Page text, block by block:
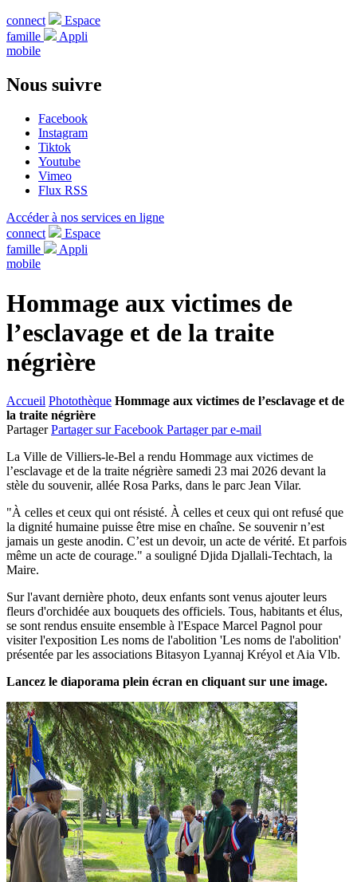
connect
Espace
famille
Appli
mobile
Nous suivre
Facebook
Instagram
Tiktok
Youtube
Vimeo
Flux RSS
Accéder à nos services en ligne
connect
Espace
famille
Appli
mobile
Hommage aux victimes de
l’esclavage et de la traite
négrière
Accueil Photothèque Hommage aux victimes de l’esclavage et de
la traite négrière
Partager Partager sur Facebook Partager par e-mail
La Ville de Villiers-le-Bel a rendu Hommage aux victimes de
l’esclavage et de la traite négrière samedi 23 mai 2026 devant la
stèle du souvenir, allée Rosa Parks, dans le parc Jean Vilar.
"À celles et ceux qui ont résisté. À celles et ceux qui ont refusé que
la dignité humaine puisse être mise en chaîne. Se souvenir n’est
jamais un geste anodin. C’est un devoir, un acte de vérité. Et parfois
même un acte de courage." a souligné Djida Djallali-Techtach, la
Maire.
Sur l'avant dernière photo, deux enfants sont venus ajouter leurs
fleurs d'orchidée aux bouquets des officiels. Tous, habitants et élus,
se sont rendus ensuite ensemble à l'Espace Marcel Pagnol pour
visiter l'exposition Les noms de l'abolition 'Les noms de l'abolition'
présentée par les associations Bitasyon Lyannaj Kréyol et Aia Vlb.
Lancez le diaporama plein écran en cliquant sur une image.